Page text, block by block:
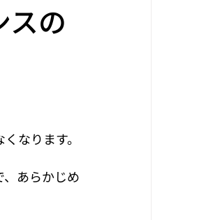
スの
なります。
あらかじめ